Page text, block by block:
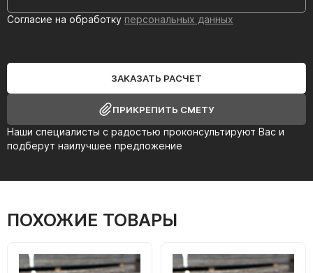
Наши специалисты с радостью проконсультируют Вас и
подберут наилучшее предложение
Согласие на обработку персональных данных
ЗАКАЗАТЬ РАСЧЕТ
ПРИКРЕПИТЬ СМЕТУ
ПОХОЖИЕ ТОВАРЫ